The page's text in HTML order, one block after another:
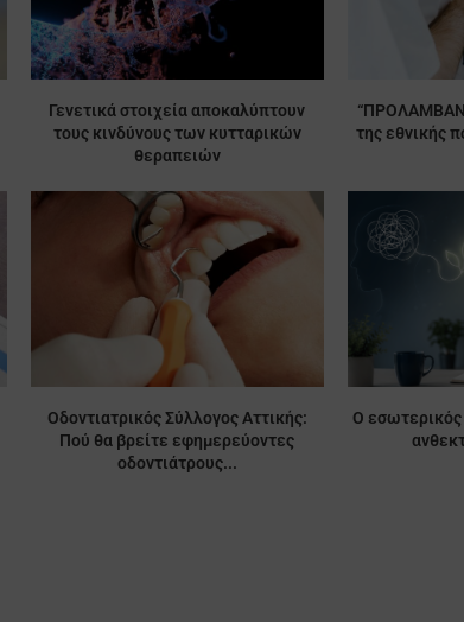
Γενετικά στοιχεία αποκαλύπτουν
τους κινδύνους των κυτταρικών
θεραπειών
της εθνικής
Οδοντιατρικός Σύλλογος Αττικής:
Πού θα βρείτε εφημερεύοντες
οδοντιάτρους...
Ο εσωτερικός